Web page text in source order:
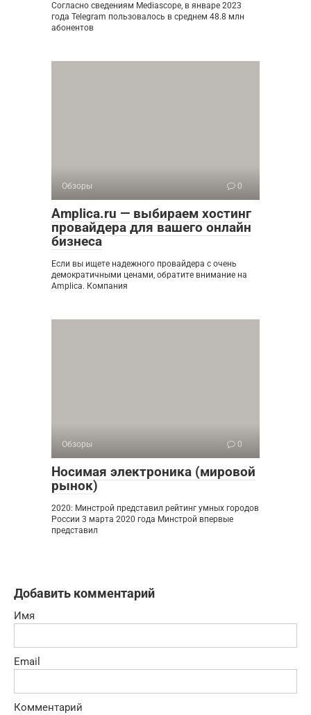
Согласно сведениям Mediascope, в январе 2023
года Telegram пользовалось в среднем 48.8 млн
абонентов
Обзоры 0
Amplica.ru — выбираем хостинг
провайдера для вашего онлайн
бизнеса
Если вы ищете надежного провайдера с очень
демократичными ценами, обратите внимание на
Amplica. Компания
Обзоры 0
Носимая электроника (мировой
рынок)
2020: Минстрой представил рейтинг умных городов
России 3 марта 2020 года Минстрой впервые
представил
Добавить комментарий
Имя
Email
Комментарий